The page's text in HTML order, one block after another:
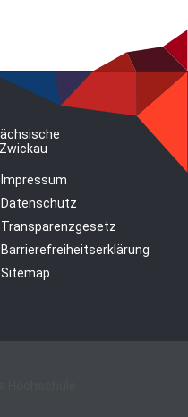
Impressum
Datenschutz
Transparenzgesetz
Barrierefreiheitserklärung
Sitemap